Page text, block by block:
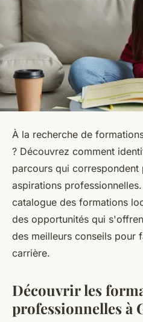
À la recherche de
? Découvrez comment
parcours qui correspondent
aspirations
catalogue des formations
des opportunités qui
des meilleurs conseils pour
carrière.
Découvrir les
professionnelles à